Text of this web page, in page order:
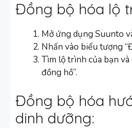
Đồng bộ hóa lộ
Mở ứng dụng Suunto
Nhấn vào biểu tượng
Tìm lộ trình của bạn
đồng hồ”.
Đồng bộ hóa
dinh dưỡng: